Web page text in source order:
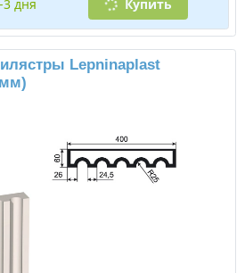
1-3 дня
Купить
Lepninaplast